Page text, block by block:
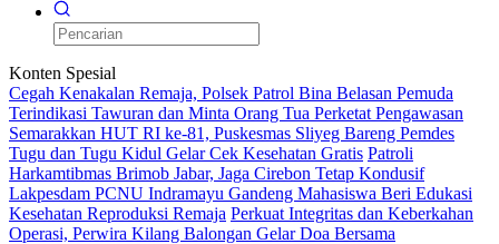
Konten Spesial
Cegah Kenakalan Remaja, Polsek Patrol Bina Belasan Pemuda
Terindikasi Tawuran dan Minta Orang Tua Perketat Pengawasan
Semarakkan HUT RI ke-81, Puskesmas Sliyeg Bareng Pemdes
Tugu dan Tugu Kidul Gelar Cek Kesehatan Gratis Patroli
Harkamtibmas Brimob Jabar, Jaga Cirebon Tetap Kondusif
Lakpesdam PCNU Indramayu Gandeng Mahasiswa Beri Edukasi
Kesehatan Reproduksi Remaja Perkuat Integritas dan Keberkahan
Operasi, Perwira Kilang Balongan Gelar Doa Bersama